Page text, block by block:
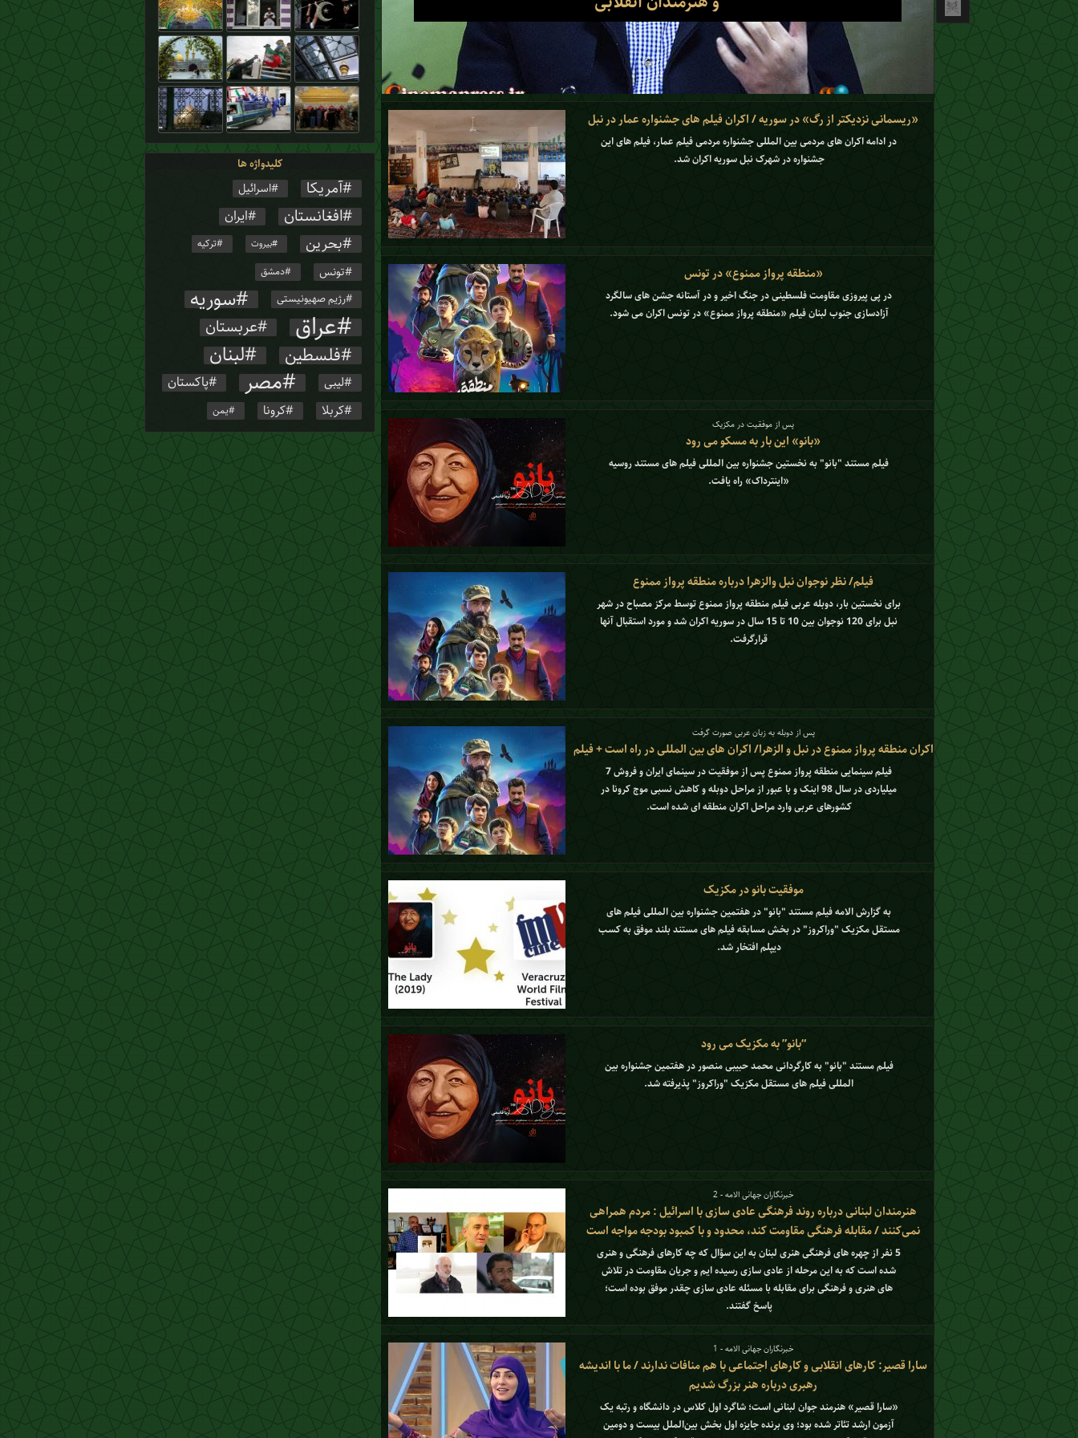
«ریسمانی نزدیکتر از رگ» در سوریه / اکران فیلم های جشنواره عمار در نبل
در ادامه اکران های مردمی بین المللی جشنواره مردمی فیلم عمار، فیلم های این
جشنواره در شهرک نبل سوریه اکران شد.
«منطقه پرواز ممنوع» در تونس
در پی پیروزی مقاومت فلسطینی در جنگ اخیر و در آستانه جشن های سالگرد
آزادسازی جنوب لبنان فیلم «منطقه پرواز ممنوع» در تونس اکران می شود.
پس از موفقیت در مکزیک
«بانو» این بار به مسکو می رود
فیلم مستند "بانو" به نخستین جشنواره بین المللی فیلم های مستند روسیه
«اینترداک» راه یافت.
فیلم/ نظر نوجوان نبل والزهرا درباره منطقه پرواز ممنوع
برای نخستین بار، دوبله عربی فیلم منطقه پرواز ممنوع توسط مرکز مصباح در شهر
نبل برای 120 نوجوان بین 10 تا 15 سال در سوریه اکران شد و مورد استقبال آنها
قرارگرفت.
پس از دوبله به زبان عربی صورت گرفت
اکران منطقه پرواز ممنوع در نبل و الزهرا/ اکران های بین المللی در راه است + فیلم
فیلم سینمایی منطقه پرواز ممنوع پس از موفقیت در سینمای ایران و فروش 7
میلیاردی در سال 98 اینک و با عبور از مراحل دوبله و کاهش نسبی موج کرونا در
کشورهای عربی وارد مراحل اکران منطقه ای شده است.
موفقیت بانو در مکزیک
به گزارش الامه فیلم مستند "بانو" در هفتمین جشنواره بین المللی فیلم های
مستقل مکزیک "وراکروز" در بخش مسابقه فیلم های مستند بلند موفق به کسب
دیپلم افتخار شد.
“بانو” به مکزیک می رود
فیلم مستند "بانو" به کارگردانی محمد حبیبی منصور در هفتمین جشنواره بین
المللی فیلم های مستقل مکزیک "وراکروز" پذیرفته شد.
خبرنگاران جهانی الامه - 2
هنرمندان لبنانی درباره روند فرهنگی عادی سازی با اسرائیل : مردم همراهی
نمی‌کنند / مقابله فرهنگی مقاومت کند، محدود و با کمبود بودجه مواجه است
5 نفر از چهره های فرهنگی هنری لبنان به این سؤال که چه کارهای فرهنگی و هنری
شده است که به این مرحله از عادی سازی رسیده ایم و جریان مقاومت در تلاش
های هنری و فرهنگی برای مقابله با مسئله عادی سازی چقدر موفق بوده است؛
پاسخ گفتند.
خبرنگاران جهانی الامه - 1
سارا قصیر: کارهاى انقلابى و کارهای اجتماعی با هم منافات ندارند / ما با اندیشه
رهبری درباره هنر بزرگ شدیم
«سارا قصیر» هنرمند جوان لبنانی است؛ شاگرد اول کلاس در دانشگاه و رتبه یک
آزمون ارشد تئاتر شده بود؛ وی برنده جایزه اول بخش بین‌الملل بیست و دومین
کلیدواژه ها
آمریکا اسرائیل
افغانستان ایران
بحرین بیروت ترکیه
تونس دمشق
رژیم صهیونیستی سوریه
عراق عربستان
فلسطین لبنان
لیبی مصر پاکستان
کربلا کرونا یمن